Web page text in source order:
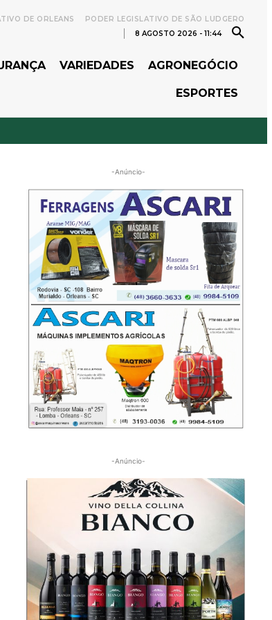
DE ORLEANS
PODER LEGISLATIVO DE SÃO LUDGERO
8 AGOSTO 2026 - 11:44
VARIEDADES AGRONEGÓCIO
ESPORTES
-Anúncio-
-Anúncio-